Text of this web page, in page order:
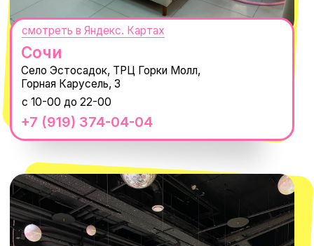
+7 (932) 602-41-15
персональных данныхиСогласием на рассылку электронных
сообщений
СЕКРЕТНЫЕ ПРОМОКОДЫ, ПРИГЛАШЕНИЯ
НА МЕРОПРИЯТИЯ И АНОНСЫ НОВИНОК
РАНЬШЕ ВСЕХ
@MACROCOSM_STORE
300'000+ подписчиков